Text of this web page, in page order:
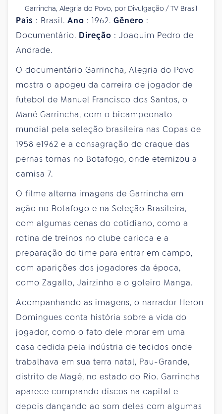
Garrincha, Alegria do Povo, por Divulgação / TV Brasil
País : Brasil. Ano : 1962. Gênero :
Documentário. Direção : Joaquim Pedro de
Andrade.
O documentário Garrincha, Alegria do Povo
mostra o apogeu da carreira de jogador de
futebol de Manuel Francisco dos Santos, o
Mané Garrincha, com o bicampeonato
mundial pela seleção brasileira nas Copas de
1958 e1962 e a consagração do craque das
pernas tornas no Botafogo, onde eternizou a
camisa 7.
O filme alterna imagens de Garrincha em
ação no Botafogo e na Seleção Brasileira,
com algumas cenas do cotidiano, como a
rotina de treinos no clube carioca e a
preparação do time para entrar em campo,
com aparições dos jogadores da época,
como Zagallo, Jairzinho e o goleiro Manga.
Acompanhando as imagens, o narrador Heron
Domingues conta história sobre a vida do
jogador, como o fato dele morar em uma
casa cedida pela indústria de tecidos onde
trabalhava em sua terra natal, Pau-Grande,
distrito de Magé, no estado do Rio. Garrincha
aparece comprando discos na capital e
depois dançando ao som deles com algumas